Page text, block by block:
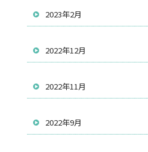
2023年2月
2022年12月
2022年11月
2022年9月